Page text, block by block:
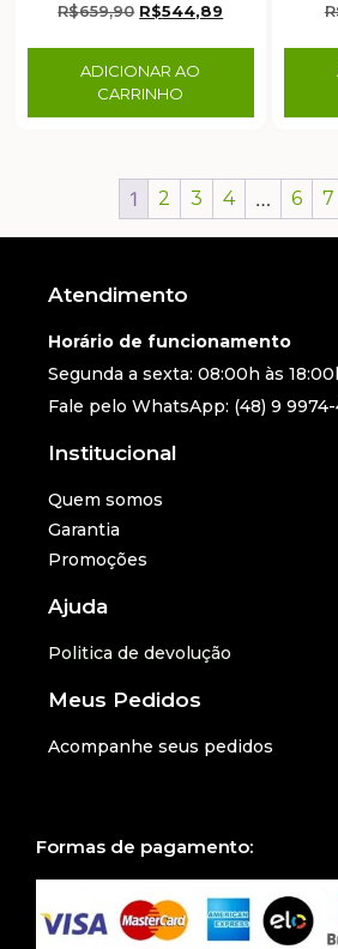
R$659,90 R$544,89
ADICIONAR AO
CARRINHO
1 2 3 4 … 6 7
Atendimento
Horário de funcionamento
Segunda a sexta: 08:00h às
Fale pelo WhatsApp: (48) 9
Institucional
Quem somos
Garantia
Promoções
Ajuda
Politica de devolução
Meus Pedidos
Acompanhe seus pedidos
Formas de pagamento: